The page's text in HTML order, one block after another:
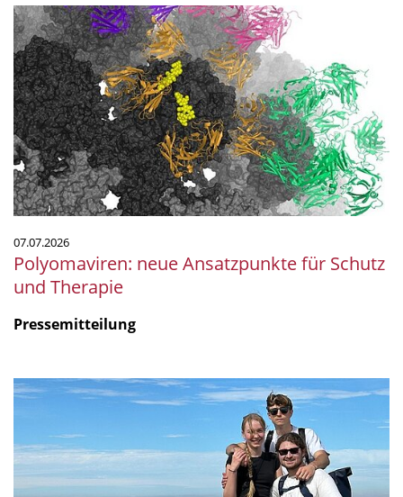
Polyomaviren:
neue
Ansatzpunkte
für
Schutz
und
Therapie
07.07.2026
Polyomaviren: neue Ansatzpunkte für Schutz
und Therapie
Pressemitteilung
Mikrobiologie
Meer:
Unser
Praktikum